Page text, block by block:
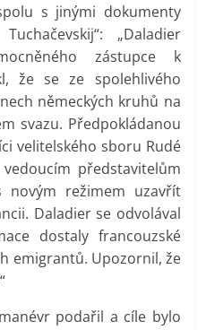
s jinými dokumenty
„Daladier
zástupce k
že se ze spolehlivého
německých kruhů na
svazu. Předpokládanou
velitelského sboru Rudé
představitelům
novým režimem uzavřít
Daladier se odvolával
dostaly francouzské
emigrantů. Upozornil, že
podařil a cíle bylo